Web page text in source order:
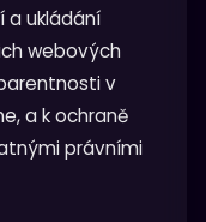
a ukládání
webových
v
a k ochraně
právními